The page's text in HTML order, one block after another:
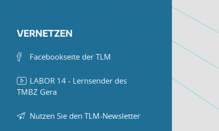
VERNETZEN
Facebookseite der TLM
LABOR 14 - Lernsender des
TMBZ Gera
Nutzen Sie den TLM-Newsletter